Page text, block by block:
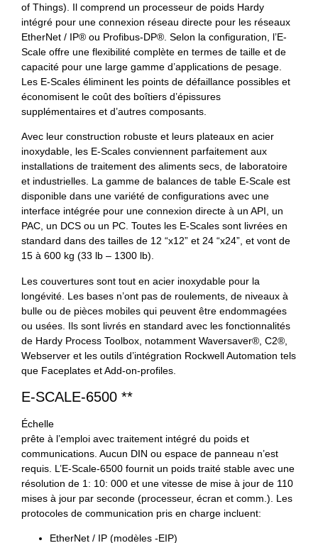
of Things). Il comprend un processeur de poids Hardy
intégré pour une connexion réseau directe pour les réseaux
EtherNet / IP® ou Profibus-DP®. Selon la configuration, l’E-
Scale offre une flexibilité complète en termes de taille et de
capacité pour une large gamme d’applications de pesage.
Les E-Scales éliminent les points de défaillance possibles et
économisent le coût des boîtiers d’épissures
supplémentaires et d’autres composants.
Avec leur construction robuste et leurs plateaux en acier
inoxydable, les E-Scales conviennent parfaitement aux
installations de traitement des aliments secs, de laboratoire
et industrielles. La gamme de balances de table E-Scale est
disponible dans une variété de configurations avec une
interface intégrée pour une connexion directe à un API, un
PAC, un DCS ou un PC. Toutes les E-Scales sont livrées en
standard dans des tailles de 12 “x12” et 24 “x24”, et vont de
15 à 600 kg (33 lb – 1300 lb).
Les couvertures sont tout en acier inoxydable pour la
longévité. Les bases n’ont pas de roulements, de niveaux à
bulle ou de pièces mobiles qui peuvent être endommagées
ou usées. Ils sont livrés en standard avec les fonctionnalités
de Hardy Process Toolbox, notamment Waversaver®, C2®,
Webserver et les outils d’intégration Rockwell Automation tels
que Faceplates et Add-on-profiles.
E-SCALE-6500 **
Échelle
prête à l’emploi avec traitement intégré du poids et
communications. Aucun DIN ou espace de panneau n’est
requis. L’E-Scale-6500 fournit un poids traité stable avec une
résolution de 1: 10: 000 et une vitesse de mise à jour de 110
mises à jour par seconde (processeur, écran et comm.). Les
protocoles de communication pris en charge incluent:
EtherNet / IP (modèles -EIP)